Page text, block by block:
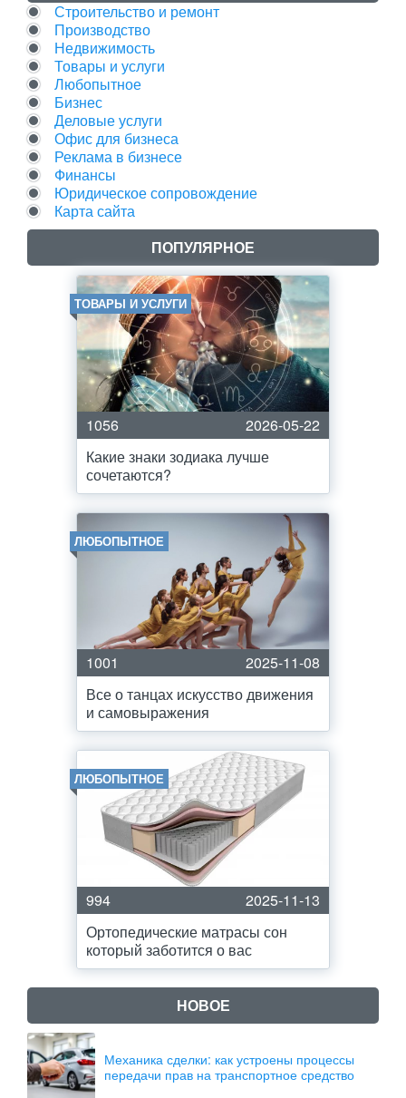
Строительство и ремонт
Производство
Недвижимость
Товары и услуги
Любопытное
Бизнес
Деловые услуги
Офис для бизнеса
Реклама в бизнесе
Финансы
Юридическое сопровождение
Карта сайта
ПОПУЛЯРНОЕ
ТОВАРЫ И УСЛУГИ
1056
2026-05-22
Какие знаки зодиака лучше
сочетаются?
ЛЮБОПЫТНОЕ
1001
2025-11-08
Все о танцах искусство движения
и самовыражения
ЛЮБОПЫТНОЕ
994
2025-11-13
Ортопедические матрасы сон
который заботится о вас
НОВОЕ
Механика сделки: как устроены процессы
передачи прав на транспортное средство